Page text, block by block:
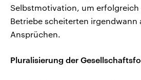
Selbstmotivation, um erfolgreich
Betriebe scheiterten irgendwann
Ansprüchen.
Pluralisierung der